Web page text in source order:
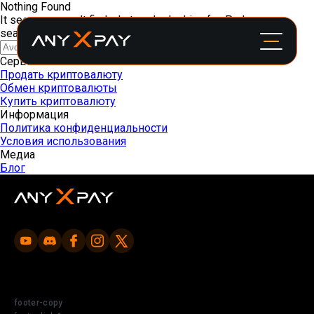
Nothing Found
It seems we can’t find what you’re looking for. Perhaps
searching can help.
Αναζήτηση
για:
Сервисы
Продать криптовалюту
Обмен криптовалюты
Купить криптовалюту
Информация
Политика конфиденциальности
Условия использования
Медиа
Блог
footer-copy